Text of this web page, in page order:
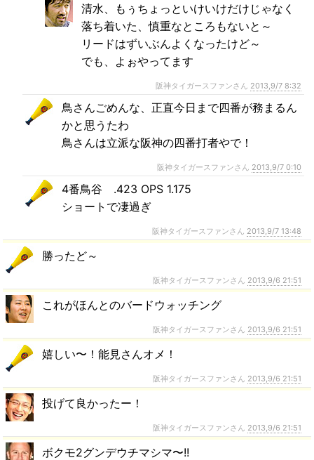
清水、もぅちょっといけいけだけじゃなく
落ち着いた、慎重なところもないと～
リードはずいぶんよくなったけど～
でも、よぉやってます
阪神タイガースファンさん 2013,9/7 8:32
鳥さんごめんな、正直今日まで四番が務まるん
かと思うたわ
鳥さんは立派な阪神の四番打者やで！
阪神タイガースファンさん 2013,9/7 0:10
4番鳥谷 .423 OPS 1.175
ショートで凄過ぎ
阪神タイガースファンさん 2013,9/7 13:48
勝ったど～
阪神タイガースファンさん 2013,9/6 21:51
これがほんとのバードウォッチング
阪神タイガースファンさん 2013,9/6 21:51
嬉しい〜！能見さんオメ！
阪神タイガースファンさん 2013,9/6 21:51
投げて良かったー！
阪神タイガースファンさん 2013,9/6 21:51
ボクモ2グンデウチマシマ〜!!